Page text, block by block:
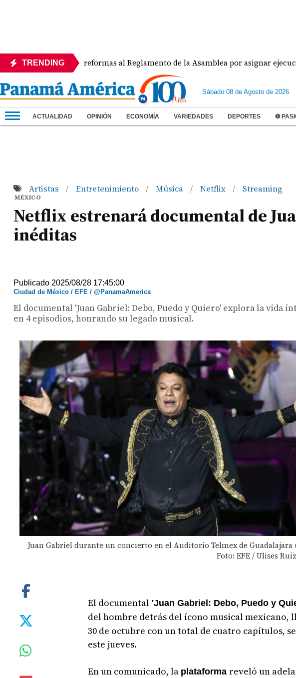
TRENDING
APEDE rechaza reformas al Reglamento de la Asamblea por asignar ejecución de
Sábado 08 de Agosto de 2026
ACTUALIDAD OPINIÓN ECONOMÍA VARIEDADES DEPORTES ⚽
Artistas / Entretenimiento / Música / Netflix / Streaming
MÉXICO
Netflix estrenará documental de
inéditas
Publicado 2025/08/28 17:45:00
Ciudad de México / EFE / @PanamaAmerica
El documental 'Juan Gabriel: Debo, Puedo y Quiero' explora la vida
en 4 episodios, honrando su legado musical.
Juan Gabriel durante un concierto en el Auditorio Telmex de Guadalajara
Foto: EFE / Ulises
El documental 'Juan Gabriel: Debo, Puedo y
del hombre detrás del ícono musical mexicano,
30 de octubre con un total de cuatro capítulos,
este jueves.
En un comunicado, la plataforma reveló un